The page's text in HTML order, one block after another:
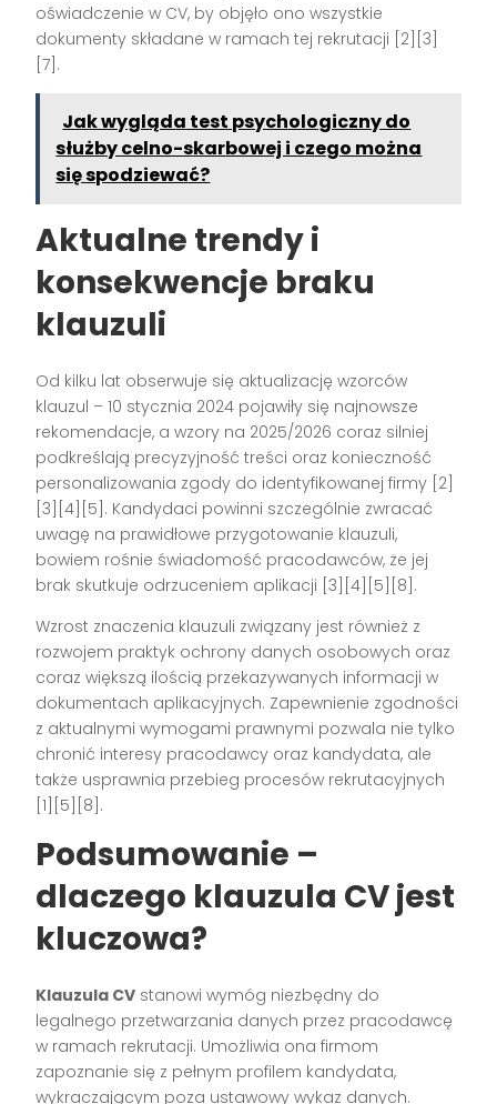
oświadczenie w CV, by objęło ono wszystkie
dokumenty składane w ramach tej rekrutacji [2][3]
[7] .
Jak wygląda test psychologiczny do
służby celno-skarbowej i czego można
się spodziewać?
Aktualne trendy i
konsekwencje braku
klauzuli
Od kilku lat obserwuje się aktualizację wzorców
klauzul – 10 stycznia 2024 pojawiły się najnowsze
rekomendacje, a wzory na 2025/2026 coraz silniej
podkreślają precyzyjność treści oraz konieczność
personalizowania zgody do identyfikowanej firmy [2]
[3][4][5] . Kandydaci powinni szczególnie zwracać
uwagę na prawidłowe przygotowanie klauzuli,
bowiem rośnie świadomość pracodawców, że jej
brak skutkuje odrzuceniem aplikacji [3][4][5][8] .
Wzrost znaczenia klauzuli związany jest również z
rozwojem praktyk ochrony danych osobowych oraz
coraz większą ilością przekazywanych informacji w
dokumentach aplikacyjnych. Zapewnienie zgodności
z aktualnymi wymogami prawnymi pozwala nie tylko
chronić interesy pracodawcy oraz kandydata, ale
także usprawnia przebieg procesów rekrutacyjnych
[1][5][8] .
Podsumowanie –
dlaczego klauzula CV jest
kluczowa?
Klauzula CV stanowi wymóg niezbędny do
legalnego przetwarzania danych przez pracodawcę
w ramach rekrutacji. Umożliwia ona firmom
zapoznanie się z pełnym profilem kandydata,
wykraczającym poza ustawowy wykaz danych.